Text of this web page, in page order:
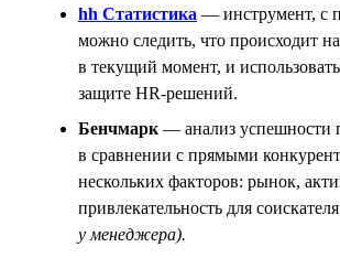
hh Статистика — инструмент, с
можно следить, что происходит
в текущий момент, и
защите HR-решений.
Бенчмарк — анализ успешности
в сравнении с прямыми
нескольких факторов: рынок,
привлекательность для соискателя
у менеджера).